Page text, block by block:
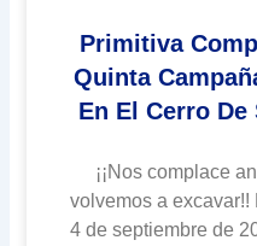
Primitiva
Quinta
En El Cerro
¡¡Nos complace
volvemos a excavar!!
4 de septiembre de